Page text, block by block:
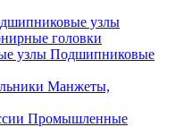
узлы
головки
Подшипниковые
Манжеты,
Промышленные